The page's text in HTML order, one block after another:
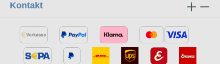
Kontakt